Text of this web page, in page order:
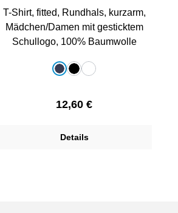
T-Shirt, fitted, Rundhals, kurzarm,
Mädchen/Damen mit gesticktem
Schullogo, 100% Baumwolle
auswählen
dunkelblau
schwarz
weiß
Regulärer Preis:
12,60 €
Details